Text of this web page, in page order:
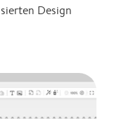
Design